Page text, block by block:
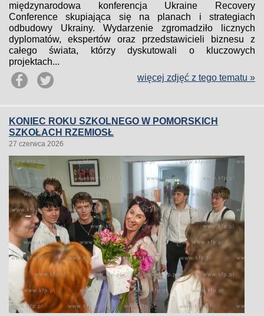
międzynarodowa konferencja Ukraine Recovery
Conference skupiająca się na planach i strategiach
odbudowy Ukrainy. Wydarzenie zgromadziło licznych
dyplomatów, ekspertów oraz przedstawicieli biznesu z
całego świata, którzy dyskutowali o kluczowych
projektach...
więcej zdjęć z tego tematu »
KONIEC ROKU SZKOLNEGO W POMORSKICH
SZKOŁACH RZEMIOSŁ
27 czerwca 2026